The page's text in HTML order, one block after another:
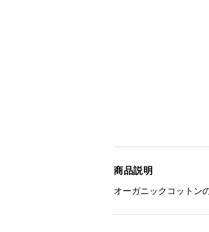
商品説明
オーガニックコットン